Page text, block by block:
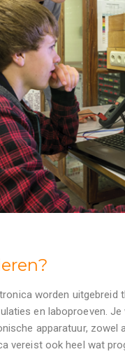
worden uitgebreid
en laboproeven.
apparatuur, zowel
vereist ook heel wat